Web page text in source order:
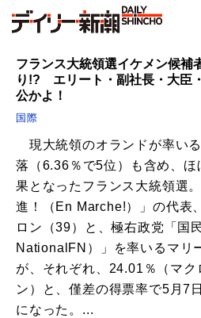
フランス大統領選イケメン候補
り!? エリート・副社長・大臣
公かよ！
国際
現大統領のオランドが率い
落（6.36％で5位）も含め、
果となったフランス大統領選
進！（En Marche!）」の代表
ロン（39）と、極右政党「国
NationalFN）」を率いるマリ
が、それぞれ、24.01％（マ
ン）と、僅差の得票率で5月7
になった。...